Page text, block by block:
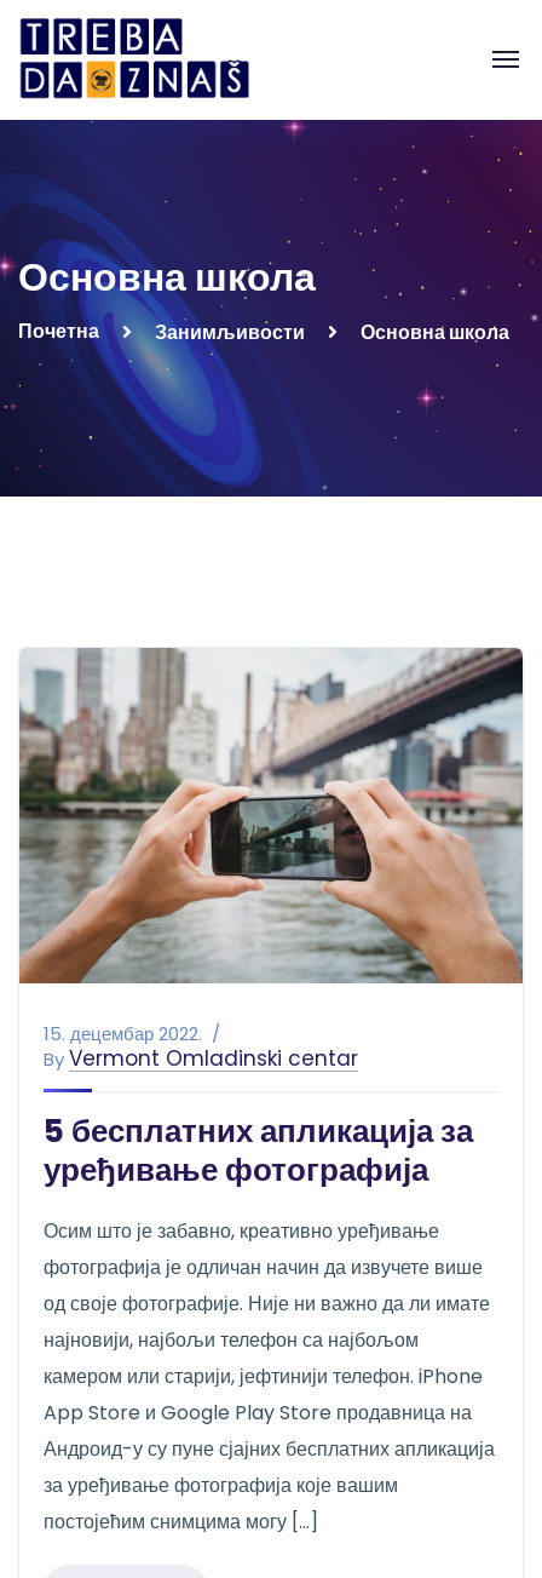
Основна школа
Почетна Занимљивости Основна школа
15. децембар 2022.
ByVermont Omladinski centar
5 бесплатних апликација за
уређивање фотографија
Осим што је забавно, креативно уређивање
фотографија је одличан начин да извучете више
од своје фотографије. Није ни важно да ли имате
најновији, најбољи телефон са најбољом
камером или старији, јефтинији телефон. iPhone
App Store и Google Play Store продавница на
Андроид-у су пуне сјајних бесплатних апликација
за уређивање фотографија које вашим
постојећим снимцима могу […]